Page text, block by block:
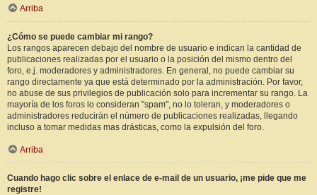
Arriba
¿Cómo se puede cambiar mi rango?
Los rangos aparecen debajo del nombre de usuario e indican la cantidad de
publicaciones realizadas por el usuario o la posición del mismo dentro del
foro, e.j. moderadores y administradores. En general, no puede cambiar su
rango directamente ya que está determinado por la administración. Por favor,
no abuse de sus privilegios de publicación solo para incrementar su rango. La
mayoría de los foros lo consideran "spam", no lo toleran, y moderadores o
administradores reducirán el número de publicaciones realizadas, llegando
incluso a tomar medidas mas drásticas, como la expulsión del foro.
Arriba
Cuando hago clic sobre el enlace de e-mail de un usuario, ¡me pide que me
registre!